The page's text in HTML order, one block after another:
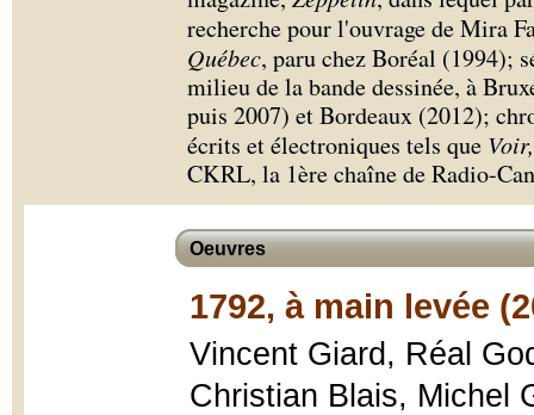
recherche pour l'ouvrage de Mira
Québec, paru chez Boréal (1994);
milieu de la bande dessinée, à
puis 2007) et Bordeaux (2012);
écrits et électroniques tels que
CKRL, la 1ère chaîne de Radio-
Oeuvres
1792, à main levée
Vincent Giard, Réal
Christian Blais, Michel